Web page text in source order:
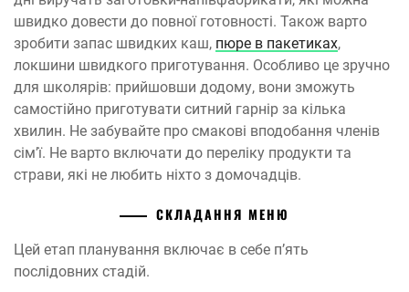
швидко довести до повної готовності. Також варто
зробити запас швидких каш, пюре в пакетиках,
локшини швидкого приготування. Особливо це зручно
для школярів: прийшовши додому, вони зможуть
самостійно приготувати ситний гарнір за кілька
хвилин. Не забувайте про смакові вподобання членів
сім’ї. Не варто включати до переліку продукти та
страви, які не любить ніхто з домочадців.
СКЛАДАННЯ МЕНЮ
Цей етап планування включає в себе п’ять
послідовних стадій.